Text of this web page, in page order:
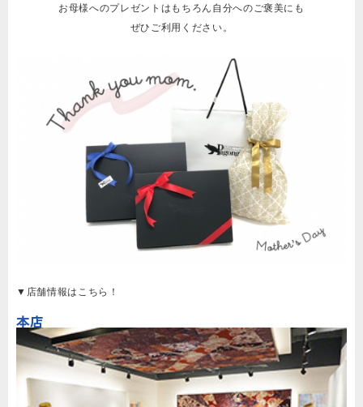
お母様へのプレゼントはもちろん自分へのご褒美にも
ぜひご利用ください。
▼店舗情報はこちら！
本店